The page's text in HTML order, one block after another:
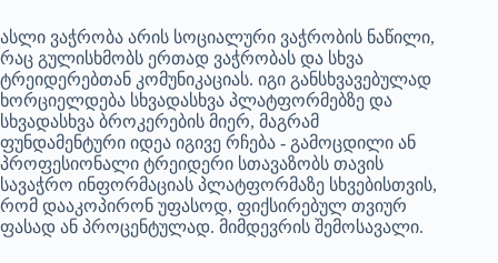
ასლი ვაჭრობა არის სოციალური ვაჭრობის ნაწილი,
რაც გულისხმობს ერთად ვაჭრობას და სხვა
ტრეიდერებთან კომუნიკაციას. იგი განსხვავებულად
ხორციელდება სხვადასხვა პლატფორმებზე და
სხვადასხვა ბროკერების მიერ, მაგრამ
ფუნდამენტური იდეა იგივე რჩება - გამოცდილი ან
პროფესიონალი ტრეიდერი სთავაზობს თავის
სავაჭრო ინფორმაციას პლატფორმაზე სხვებისთვის,
რომ დააკოპირონ უფასოდ, ფიქსირებულ თვიურ
ფასად ან პროცენტულად. მიმდევრის შემოსავალი.